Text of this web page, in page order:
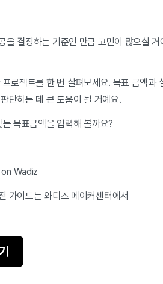
을 결정하는 기준인 만큼 고민이 많으실
로젝트를 한 번 살펴보세요. 목표 금액
단하는 데 큰 도움이 될 거예요.
목표금액을 입력해 볼까요?
Wadiz
가이드는 와디즈 메이커센터에서